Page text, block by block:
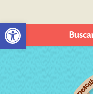
Abrir barra de herramientas